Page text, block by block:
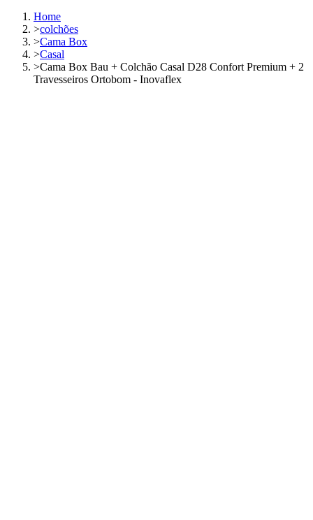
Home
>colchões
>Cama Box
>Casal
>Cama Box Bau + Colchão Casal D28 Confort Premium + 2
Travesseiros Ortobom - Inovaflex